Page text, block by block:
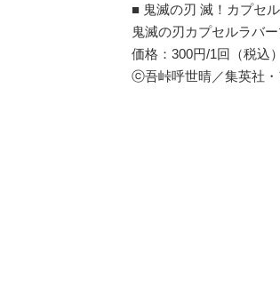
■ 鬼滅の刃 滅！カプセ
鬼滅の刃カプセルラバ
価格：300円/1回（税込）
ⓒ吾峠呼世晴／集英社・